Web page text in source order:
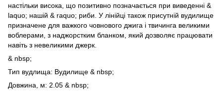
настільки висока, що позитивно позначається при виведенні &
laquo; нашій & raquo; риби. У лінійці також присутній вудилище
призначене для важкого човнового джига і твичинга великими
воблерами, з наджорстким бланком, який дозволяє працювати
навіть з невеликими джерк.
& nbsp;
Тип вудлища: Вудилище & nbsp;
Довжина, м: 2.05 & nbsp;